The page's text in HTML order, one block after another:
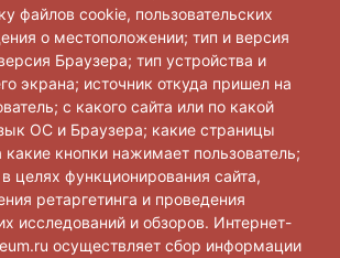
файлов cookie, пользовательских
о местоположении; тип и версия
Браузера; тип устройства и
экрана; источник откуда пришел на
с какого сайта или по какой
ОС и Браузера; какие страницы
какие кнопки нажимает пользователь;
целях функционирования сайта,
ретаргетинга и проведения
исследований и обзоров. Интернет-
осуществляет сбор информации